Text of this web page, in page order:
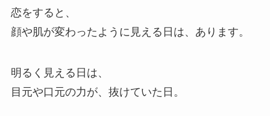
恋をすると、
顔や肌が変わったように見える日は、あります。
明るく見える日は、
目元や口元の力が、抜けていた日。